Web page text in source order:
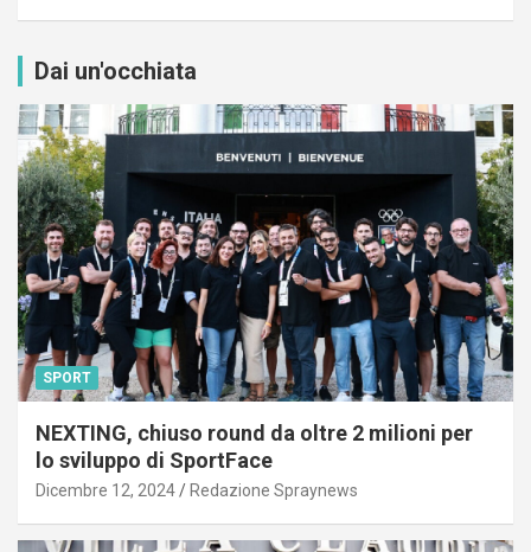
Dai un'occhiata
SPORT
NEXTING, chiuso round da oltre 2 milioni per
lo sviluppo di SportFace
Dicembre 12, 2024 Redazione Spraynews